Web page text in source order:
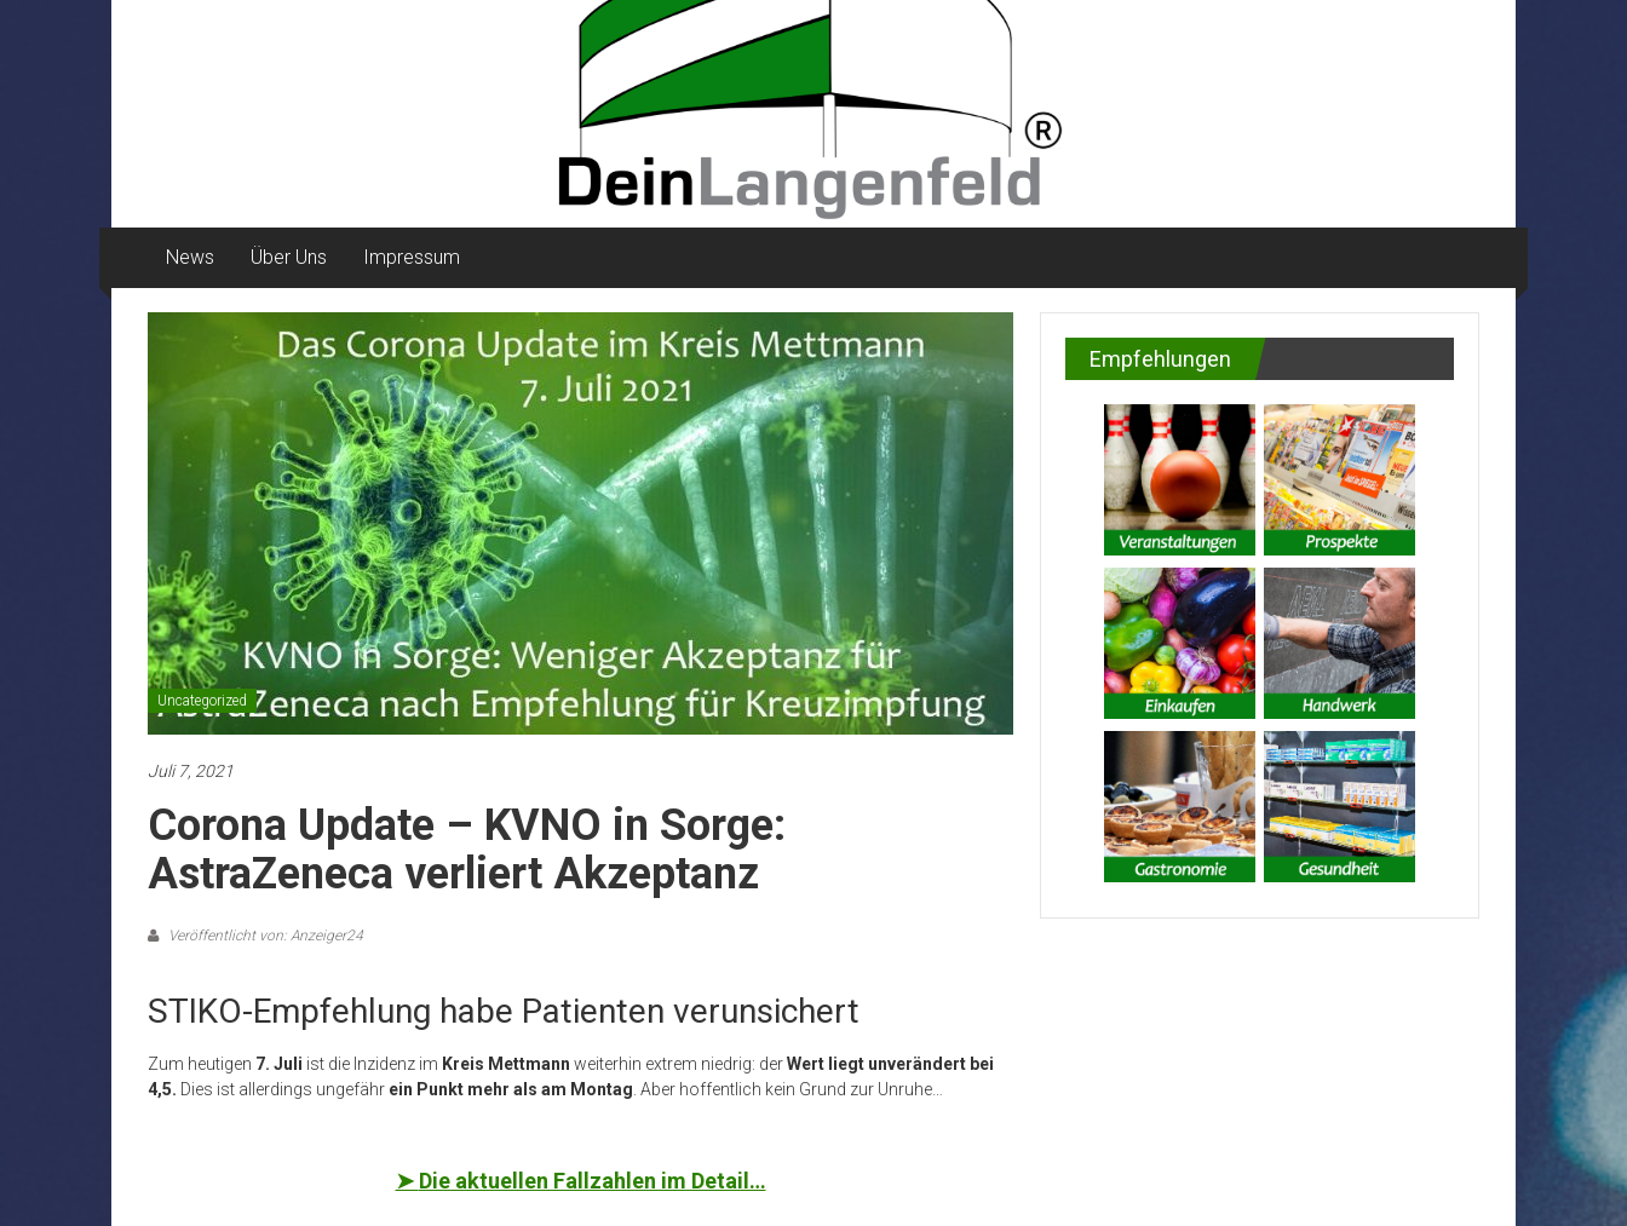
News Über Uns Impressum
Uncategorized
Juli 7, 2021
Corona Update – KVNO in Sorge:
AstraZeneca verliert Akzeptanz
Veröffentlicht von: Anzeiger24
STIKO-Empfehlung habe Patienten verunsichert
Zum heutigen 7. Juli ist die Inzidenz im Kreis Mettmann weiterhin extrem niedrig: derWert liegt unverändert bei
4,5. Dies ist allerdings ungefähr ein Punkt mehr als am Montag . Aber hoffentlich kein Grund zur Unruhe…
➤ Die aktuellen Fallzahlen im Detail…
Empfehlungen